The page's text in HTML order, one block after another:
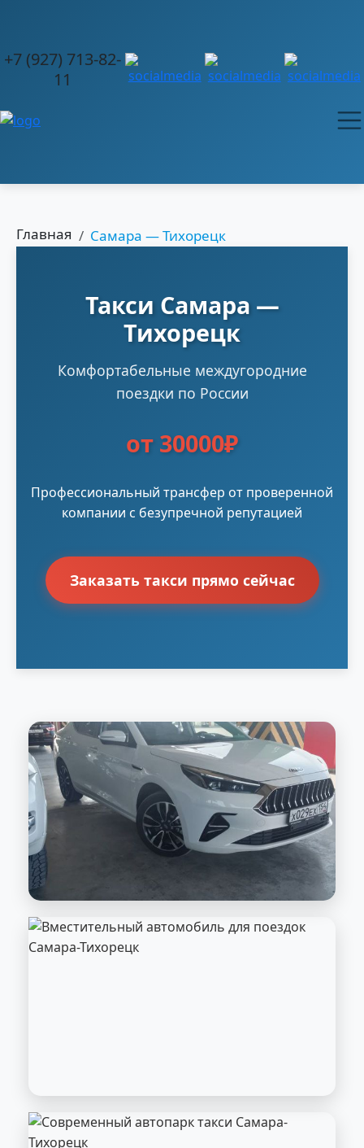
+7 (927) 713-82-
11
Главная Самара — Тихорецк
Такси Самара —
Тихорецк
Комфортабельные междугородние
поездки по России
от 30000₽
Профессиональный трансфер от проверенной
компании с безупречной репутацией
Заказать такси прямо сейчас